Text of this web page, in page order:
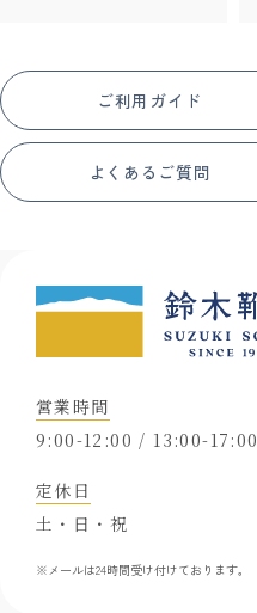
ご利用ガイド
よくあるご質問
営業時間
9:00-12:00 / 13:00-17:00
定休日
土・日・祝
※メールは24時間受け付けております。